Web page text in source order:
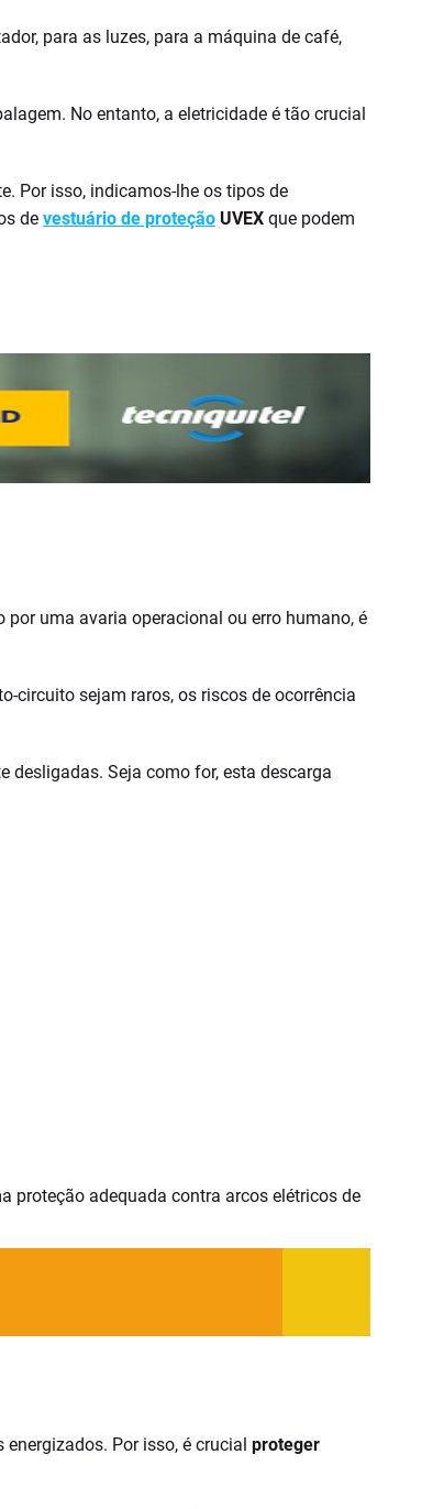
para as luzes, para a máquina de café,
No entanto, a eletricidade é tão crucial
Por isso, indicamos-lhe os tipos de
devestuário de proteção UVEXque podem
uma avaria operacional ou erro humano, é
circuito sejam raros, os riscos de ocorrência
desligadas. Seja como for, esta descarga
proteção adequada contra arcos elétricos de
energizados. Por isso, é crucialproteger